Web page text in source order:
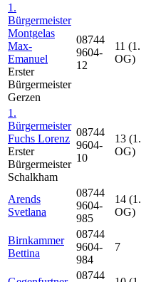
1.
Bürgermeister
Montgelas
Max-
Emanuel
Erster
Bürgermeister
Gerzen
08744
9604-
12
11 (1.
OG)
1.
Bürgermeister
Fuchs Lorenz
Erster
Bürgermeister
Schalkham
08744
9604-
10
13 (1.
OG)
Arends
Svetlana
08744
9604-
985
14 (1.
OG)
Birnkammer
Bettina
08744
9604-
984
7
08744